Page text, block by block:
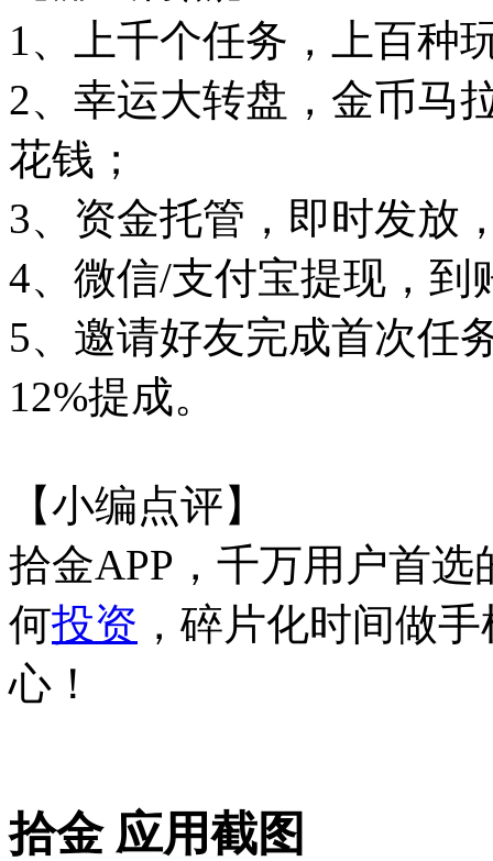
1、上千个任务，上百种
2、幸运大转盘，金币马
花钱；
3、资金托管，即时发放
4、微信/支付宝提现，到
5、邀请好友完成首次任
12%提成。
【小编点评】
拾金APP，千万用户首
何投资 ，碎片化时间做
心！
拾金 应用截图